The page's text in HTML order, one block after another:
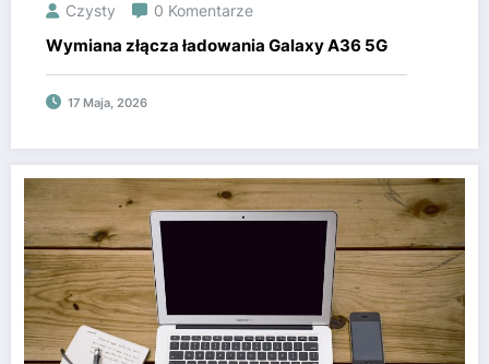
Czysty 0 Komentarze
Wymiana złącza ładowania Galaxy A36 5G
17 Maja, 2026